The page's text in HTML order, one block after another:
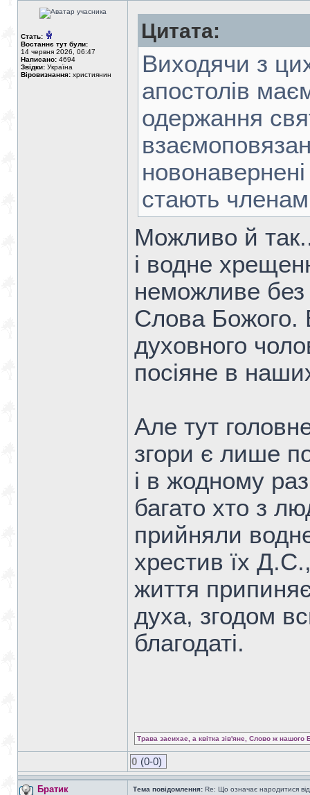
Стать:
Востаннє тут були:
14 червня 2026, 06:47
Написано: 4694
Звідки: Україна
Віровизнання: християнин
Цитата:
Виходячи з
апостолів
одержання
стають
Можливо й
і водне
неможливе без
Слова Божого.
духовного
посіяне в
Але тут
згори є лише
і в жодному
багато хто з
прийняли
хрестив їх
життя
духа, згодом
благодаті.
Трава засихає, а квітка зів'яне, Слово ж нашого
0 (0-0)
Братик Тема повідомлення: Re: Що означає народитися